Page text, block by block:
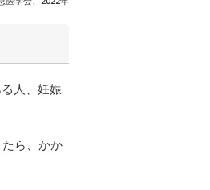
人、妊娠
ら、かか